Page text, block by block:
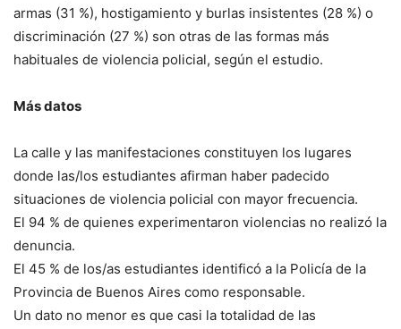
armas (31 %), hostigamiento y burlas insistentes (28 %) o
discriminación (27 %) son otras de las formas más
habituales de violencia policial, según el estudio.
Más datos
La calle y las manifestaciones constituyen los lugares
donde las/los estudiantes afirman haber padecido
situaciones de violencia policial con mayor frecuencia.
El 94 % de quienes experimentaron violencias no realizó la
denuncia.
El 45 % de los/as estudiantes identificó a la Policía de la
Provincia de Buenos Aires como responsable.
Un dato no menor es que casi la totalidad de las